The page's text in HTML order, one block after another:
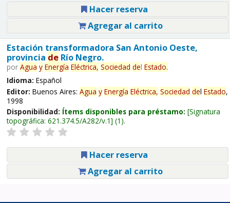
Hacer reserva
Agregar al carrito
Estación transformadora San Antonio Oeste,
provincia deRío Negro.
por Agua y Energía Eléctrica, Sociedad del Estado.
Idioma: Español
Editor: Buenos Aires: Agua y Energía Eléctrica, Sociedad del Estado,
1998
Disponibilidad: Ítems disponibles para préstamo: Signatura
topográfica: 621.374.5/A282/v.1 (1).
Hacer reserva
Agregar al carrito